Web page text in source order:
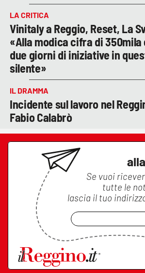
LA CRITICA
Vinitaly a Reggio, Reset, La
«Alla modica cifra di
due giorni di iniziative in
silente»
IL DRAMMA
Incidente sul lavoro nel
Fabio Calabrò
Se vuoi
tutte le
lascia il tuo